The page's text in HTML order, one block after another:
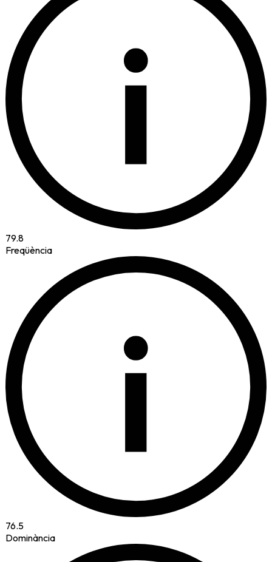
i
79.8
Freqüència
i
76.5
Dominància